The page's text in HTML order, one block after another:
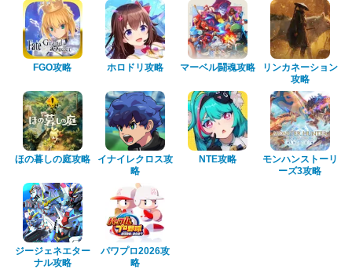
FGO攻略 ホロドリ攻略 マーベル闘魂攻略
リンカネーション
攻略
ほの暮しの庭攻略
イナイレクロス攻
略
NTE攻略
モンハンストーリ
ーズ3攻略
ジージェネエター
ナル攻略
パワプロ2026攻
略